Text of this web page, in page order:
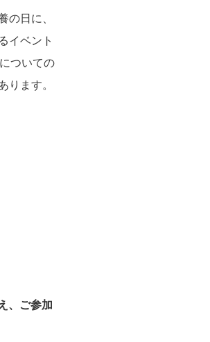
の日に、
イベント
ついての
ります。
、ご参加